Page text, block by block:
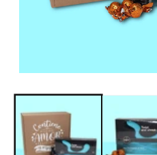
elemento
en
una